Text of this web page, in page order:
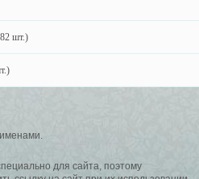
шт.)
для сайта, поэтому